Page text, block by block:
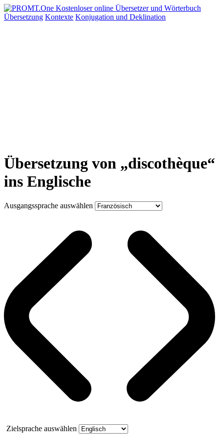
Übersetzung Kontexte Konjugation und Deklination
Übersetzung von „discothèque“
ins Englische
Ausgangssprache auswählen
Zielsprache auswählen